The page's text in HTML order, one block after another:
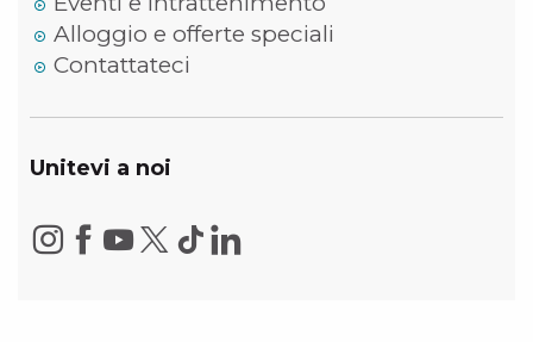
Alloggio e offerte speciali
Contattateci
Unitevi a noi